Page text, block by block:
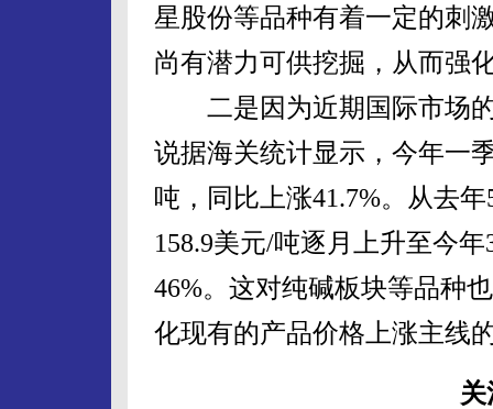
星股份等品种有着一定的刺
尚有潜力可供挖掘，从而强
二是因为近期国际市场的
说据海关统计显示，今年一
吨，同比上涨41.7%。从去
158.9美元/吨逐月上升至今
46%。这对纯碱板块等品种
化现有的产品价格上涨主线